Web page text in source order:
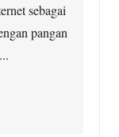
sebagai
pangan